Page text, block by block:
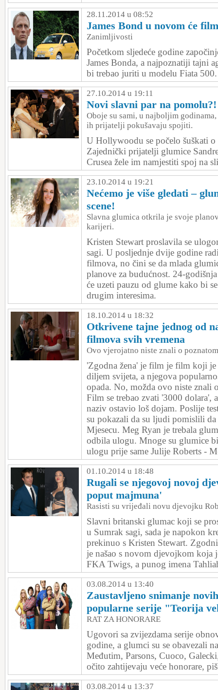
28.11.2014 u 08:52
James Bond u novom će
Zanimljivosti
Početkom sljedeće godine
James Bonda, a najpoznatiji tajni
bi trebao juriti u modelu Fiata 500.
27.10.2014 u 19:11
Novi slavni par na pomolu?!
Oboje su sami, u najboljim
ih prijatelji pokušavaju spojiti.
U Hollywoodu se počelo šuškati
Zajednički prijatelji glumice
Crusea žele im namjestiti spoj na
23.10.2014 u 19:21
Nećemo je više gledati –
scene!
Slavna glumica otkrila je svoje
karijeri.
Kristen Stewart proslavila se
sagi. U posljednje dvije godine
filmova, no čini se da mlada
planove za budućnost. 24-
će uzeti pauzu od glume kako bi
drugim interesima.
18.10.2014 u 18:32
Otkrivene tajne jednog od
filmova svih vremena
Ovo vjerojatno niste znali o
'Zgodna žena' je film je film koji
diljem svijeta, a njegova
opada. No, možda ovo niste znali
Film se trebao zvati '3000 dolara',
naziv ostavio loš dojam. Poslije
su pokazali da su ljudi pomislili
Mjesecu. Meg Ryan je trebala
odbila ulogu. Mnoge su glumice
ulogu prije same Julije Roberts -
01.10.2014 u 18:48
Rugali se njegovoj novoj
poput majmuna'
Rasisti su vrijeđali novu djevojku
Slavni britanski glumac koji se
u Sumrak sagi, sada je napokon
prekinuo s Kristen Stewart.
je našao s novom djevojkom koja
FKA Twigs, a punog imena
03.08.2014 u 13:40
Zaustavljeno snimanje
popularne serije "Teorija
RAT ZA HONORARE
Ugovori sa zvijezdama serije
godine, a glumci su se obavezali
Međutim, Parsons, Cuoco,
očito zahtijevaju veće honorare,
03.08.2014 u 13:37